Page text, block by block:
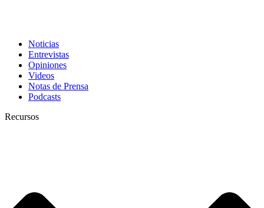
Noticias
Entrevistas
Opiniones
Videos
Notas de Prensa
Podcasts
Recursos